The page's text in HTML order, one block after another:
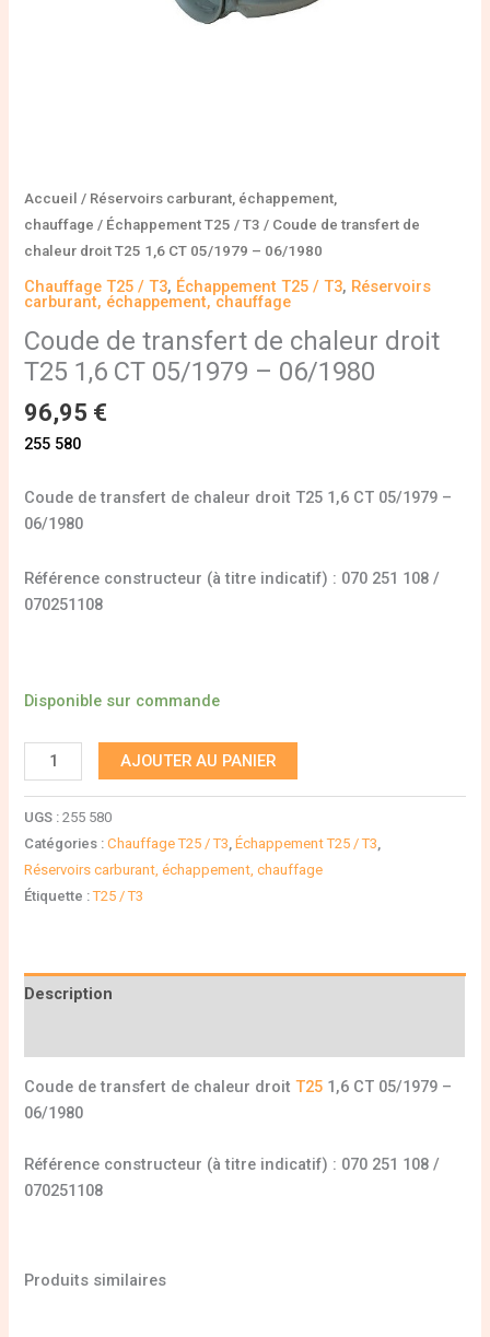
Accueil / Réservoirs carburant, échappement,
chauffage / Échappement T25 / T3 / Coude de transfert de
chaleur droit T25 1,6 CT 05/1979 – 06/1980
Chauffage T25 / T3, Échappement T25 / T3, Réservoirs
carburant, échappement, chauffage
Coude de transfert de chaleur droit
T25 1,6 CT 05/1979 – 06/1980
96,95 €
255 580
Coude de transfert de chaleur droit T25 1,6 CT 05/1979 –
06/1980
Référence constructeur (à titre indicatif) : 070 251 108 /
070251108
Disponible sur commande
AJOUTER AU PANIER
UGS :255 580
Catégories :Chauffage T25 / T3 ,Échappement T25 / T3
Réservoirs carburant, échappement, chauffage
Étiquette :T25 / T3
Description
Coude de transfert de chaleur droitT25 1,6 CT 05/1979 –
06/1980
Référence constructeur (à titre indicatif) : 070 251 108 /
070251108
Produits similaires